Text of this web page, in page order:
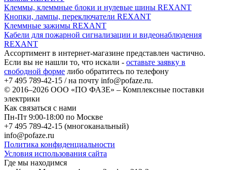
Клеммы, клеммные блоки и нулевые шины REXANT
Кнопки, лампы, переключатели REXANT
Клеммные зажимы REXANT
Кабели для пожарной сигнализации и видеонаблюдения
REXANT
Ассортимент в интернет-магазине представлен частично.
Если вы не нашли то, что искали - оставьте заявку в
свободной форме либо обратитесь по телефону
+7 495 789-42-15 / на почту info@pofaze.ru.
© 2016–2026 ООО «ПО ФАЗЕ» – Комплексные поставки
электрики
Как связаться с нами
Пн-Пт 9:00-18:00 по Москве
+7 495 789-42-15 (многоканальный)
info@pofaze.ru
Политика конфиденциальности
Условия использования сайта
Где мы находимся